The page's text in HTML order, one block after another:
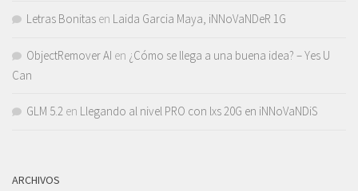
Letras Bonitas en Laida Garcia Maya, iNNoVaNDeR 1G
ObjectRemover AI en ¿Cómo se llega a una buena idea? – Yes U
Can
GLM 5.2 en Llegando al nivel PRO con lxs 20G en iNNoVaNDiS
ARCHIVOS